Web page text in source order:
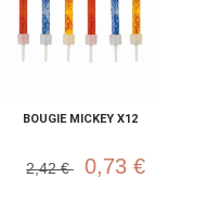
BOUGIE MICKEY X12
2,42 € 0,73 €